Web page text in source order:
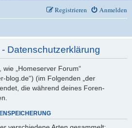
Anmelden
Registrieren
Datenschutzerklärung
„Homeserver Forum“
blog.de“) (im Folgenden „der
die während deines Foren-